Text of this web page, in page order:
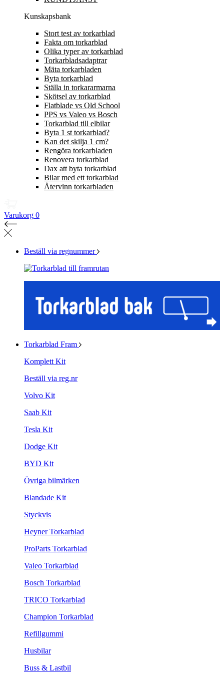
Kunskapsbank
Stort test av torkarblad
Fakta om torkarblad
Olika typer av torkarblad
Torkarbladsadaptrar
Mäta torkarbladen
Byta torkarblad
Ställa in torkararmarna
Skötsel av torkarblad
Flatblade vs Old School
PPS vs Valeo vs Bosch
Torkarblad till elbilar
Byta 1 st torkarblad?
Kan det skilja 1 cm?
Rengöra torkarbladen
Renovera torkarblad
Dax att byta torkarblad
Bilar med ett torkarblad
Återvinn torkarbladen
Varukorg 0
Beställ via regnummer
Torkarblad Fram
Komplett Kit
Beställ via reg.nr
Volvo Kit
Saab Kit
Tesla Kit
Dodge Kit
BYD Kit
Övriga bilmärken
Blandade Kit
Styckvis
Heyner Torkarblad
ProParts Torkarblad
Valeo Torkarblad
Bosch Torkarblad
TRICO Torkarblad
Champion Torkarblad
Refillgummi
Husbilar
Buss & Lastbil